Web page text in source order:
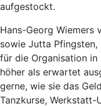
aufgestockt.
Hans-Georg Wiemers
sowie Jutta
für die Organisation
höher als erwartet
gerne, wie sie das
Tanzkurse, Werkstatt-